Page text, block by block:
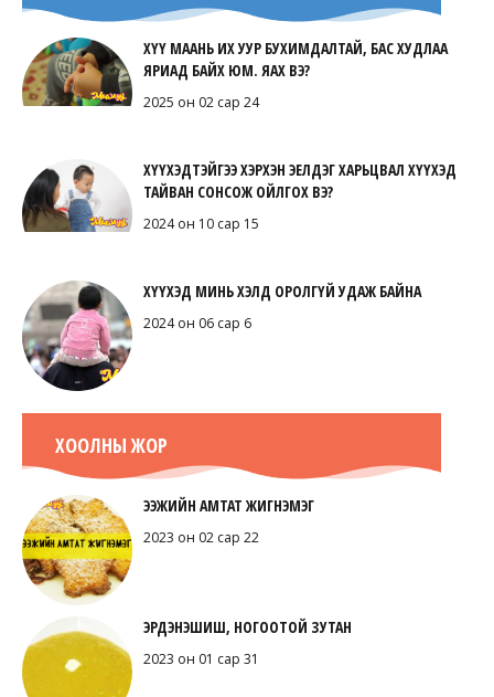
ХҮҮ МААНЬ ИХ УУР БУХИМДАЛТАЙ, БАС ХУДЛАА
ЯРИАД БАЙХ ЮМ. ЯАХ ВЭ?
2025 он 02 сар 24
ХҮҮХЭДТЭЙГЭЭ ХЭРХЭН ЭЕЛДЭГ ХАРЬЦВАЛ ХҮҮХЭД
ТАЙВАН СОНСОЖ ОЙЛГОХ ВЭ?
2024 он 10 сар 15
ХҮҮХЭД МИНЬ ХЭЛД ОРОЛГҮЙ УДАЖ БАЙНА
2024 он 06 сар 6
ХООЛНЫ ЖОР
ЭЭЖИЙН АМТАТ ЖИГНЭМЭГ
2023 он 02 сар 22
ЭРДЭНЭШИШ, НОГООТОЙ ЗУТАН
2023 он 01 сар 31